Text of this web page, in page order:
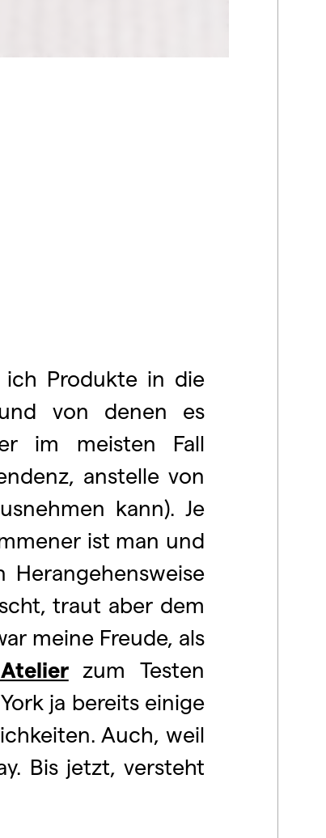
ich Produkte in die
von denen es
im meisten Fall
anstelle von
kann). Je
ist man und
traut aber dem
meine Freude, als
zum Testen
ja bereits einige
Auch, weil
Bis jetzt, versteht